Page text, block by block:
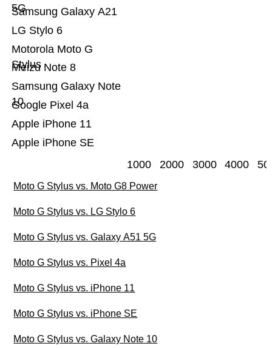
Apple iPhone SE
Apple iPhone 11
Google Pixel 4a
Samsung Galaxy Note
10
Meizu Note 8
Motorola Moto G
Stylus
LG Stylo 6
Samsung Galaxy A21
5G
1000 2000 3000 4000
Moto G Stylus vs. Moto G8 Power
Moto G Stylus vs. LG Stylo 6
Moto G Stylus vs. Galaxy A51 5G
Moto G Stylus vs. Pixel 4a
Moto G Stylus vs. iPhone 11
Moto G Stylus vs. iPhone SE
Moto G Stylus vs. Galaxy Note 10